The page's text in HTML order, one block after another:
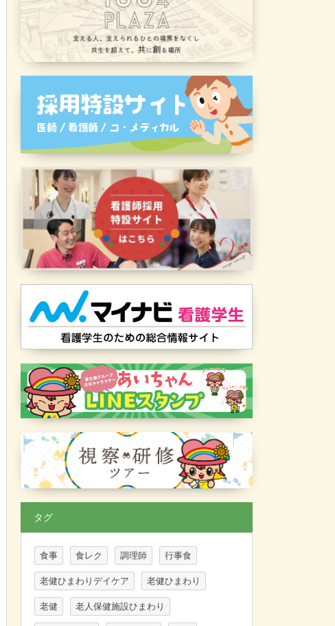
タグ
食事 食レク 調理師 行事食
老健ひまわりデイケア 老健ひまわり
老健 老人保健施設ひまわり